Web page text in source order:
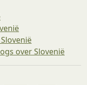
over Slovenië